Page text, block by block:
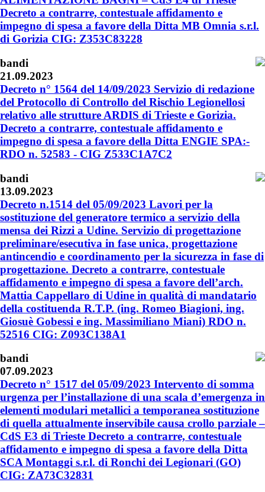
Decreto a contrarre, contestuale affidamento e
impegno di spesa a favore della Ditta MB Omnia s.r.l.
di Gorizia CIG: Z353C83228
bandi
21.09.2023
Decreto n° 1564 del 14/09/2023 Servizio di redazione
del Protocollo di Controllo del Rischio Legionellosi
relativo alle strutture ARDIS di Trieste e Gorizia.
Decreto a contrarre, contestuale affidamento e
impegno di spesa a favore della Ditta ENGIE SPA:-
RDO n. 52583 - CIG Z533C1A7C2
bandi
13.09.2023
Decreto n.1514 del 05/09/2023 Lavori per la
sostituzione del generatore termico a servizio della
mensa dei Rizzi a Udine. Servizio di progettazione
preliminare/esecutiva in fase unica, progettazione
antincendio e coordinamento per la sicurezza in fase di
progettazione. Decreto a contrarre, contestuale
affidamento e impegno di spesa a favore dell’arch.
Mattia Cappellaro di Udine in qualità di mandatario
della costituenda R.T.P. (ing. Romeo Biagioni, ing.
Giosuè Gobessi e ing. Massimiliano Miani) RDO n.
52516 CIG: Z093C138A1
bandi
07.09.2023
Decreto n° 1517 del 05/09/2023 Intervento di somma
urgenza per l’installazione di una scala d’emergenza in
elementi modulari metallici a temporanea sostituzione
di quella attualmente inservibile causa crollo parziale –
CdS E3 di Trieste Decreto a contrarre, contestuale
affidamento e impegno di spesa a favore della Ditta
SCA Montaggi s.r.l. di Ronchi dei Legionari (GO)
CIG: ZA73C32831